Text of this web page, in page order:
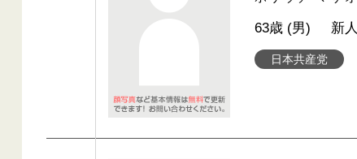
日本共産党
63歳 (男) 新人